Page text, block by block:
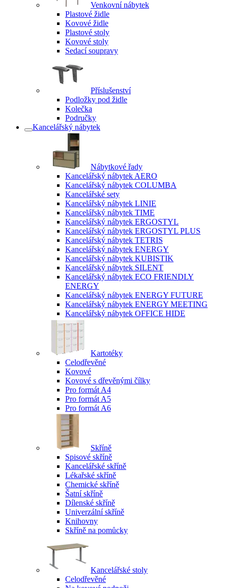
Venkovní nábytek
Plastové židle
Kovové židle
Plastové stoly
Kovové stoly
Sedací soupravy
Příslušenství
Podložky pod židle
Kolečka
Područky
Kancelářský nábytek
Nábytkové řady
Kancelářský nábytek AERO
Kancelářský nábytek COLUMBA
Kancelářské sety
Kancelářský nábytek LINIE
Kancelářský nábytek TIME
Kancelářský nábytek ERGOSTYL
Kancelářský nábytek ERGOSTYL PLUS
Kancelářský nábytek TETRIS
Kancelářský nábytek ENERGY
Kancelářský nábytek KUBISTIK
Kancelářský nábytek SILENT
Kancelářský nábytek ECO FRIENDLY
ENERGY
Kancelářský nábytek ENERGY FUTURE
Kancelářský nábytek ENERGY MEETING
Kancelářský nábytek OFFICE HIDE
Kartotéky
Celodřevěné
Kovové
Kovové s dřevěnými čílky
Pro formát A4
Pro formát A5
Pro formát A6
Skříně
Spisové skříně
Kancelářské skříně
Lékařské skříně
Chemické skříně
Šatní skříně
Dílenské skříně
Univerzální skříně
Knihovny
Skříně na pomůcky
Kancelářské stoly
Celodřevěné